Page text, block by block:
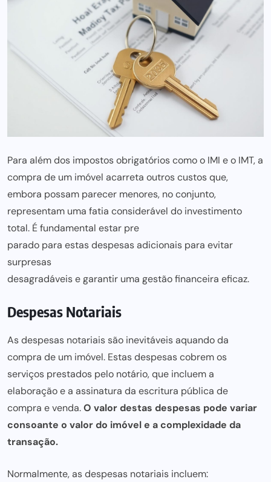
Para além dos impostos obrigatórios como o IMI e o IMT, a
compra de um imóvel acarreta outros custos que,
embora possam parecer menores, no conjunto,
representam uma fatia considerável do investimento
total. É fundamental estar pre
parado para estas despesas adicionais para evitar
surpresas
desagradáveis e garantir uma gestão financeira eficaz.
Despesas Notariais
As despesas notariais são inevitáveis aquando da
compra de um imóvel. Estas despesas cobrem os
serviços prestados pelo notário, que incluem a
elaboração e a assinatura da escritura pública de
compra e venda.O valor destas despesas pode variar
consoante o valor do imóvel e a complexidade da
transação.
Normalmente, as despesas notariais incluem: